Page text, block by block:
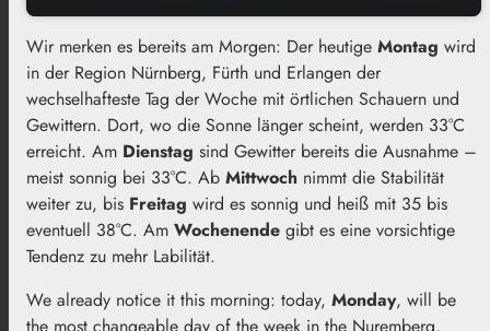
play_arrow
Sonnig und heiß mit wieder mehr
Beständigkeit von Mittwoch bis Freitag – „Von
zahm bis zyklonal“ am 22.06.2026
00:00 02:47
Wir merken es bereits am Morgen: Der heutige Montag wird
in der Region Nürnberg, Fürth und Erlangen der
wechselhafteste Tag der Woche mit örtlichen Schauern und
Gewittern. Dort, wo die Sonne länger scheint, werden 33°C
erreicht. Am Dienstag sind Gewitter bereits die Ausnahme –
meist sonnig bei 33°C. Ab Mittwoch nimmt die Stabilität
weiter zu, bis Freitag wird es sonnig und heiß mit 35 bis
eventuell 38°C. Am Wochenende gibt es eine vorsichtige
Tendenz zu mehr Labilität.
We already notice it this morning: today, Monday, will be